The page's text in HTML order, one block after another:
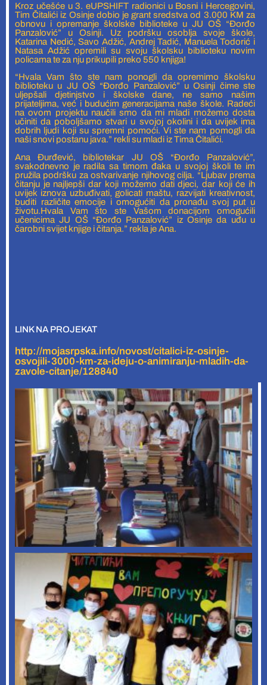
Kroz učešće u 3. eUPSHIFT radionici u Bosni i Hercegovini,
Tim Čitalići iz Osinje dobio je grant sredstva od 3.000 KM za
obnovu i opremanje školske biblioteke u JU OŠ “Đorđo
Panzalović” u Osinji. Uz podršku osoblja svoje škole,
Katarina Nedić, Savo Adžić, Andrej Tadić, Manuela Todorić i
Natasa Adžić opremili su svoju školsku biblioteku novim
policama te za nju prikupili preko 550 knjiga!
“Hvala Vam što ste nam ponogli da opremimo školsku
biblioteku u JU OŠ “Đorđo Panzalović” u Osinji čime ste
uljepšali djetinjstvo i školske dane, ne samo našim
prijateljima, već i budućim generacijama naše škole. Radeći
na ovom projektu naučili smo da mi mladi možemo dosta
učiniti da poboljšamo stvari u svojoj okolini i da uvijek ima
dobrih ljudi koji su spremni pomoći. Vi ste nam pomogli da
naši snovi postanu java.” rekli su mladi iz Tima Čitalići.
Ana Đurđević, bibliotekar JU OŠ “Đorđo Panzalović”,
svakodnevno je radila sa timom đaka u svojoj školi te im
pružila podršku za ostvarivanje njihovog cilja. “Ljubav prema
čitanju je najljepši dar koji možemo dati djeci, dar koji će ih
uvijek iznova uzbuđivati, golicati maštu, razvijati kreativnost,
buditi različite emocije i omogućiti da pronađu svoj put u
životu.Hvala Vam što ste Vašom donacijom omogućili
učenicima JU OŠ “Đorđo Panzalović” iz Osinje da uđu u
čarobni svijet knjige i čitanja.” rekla je Ana.
LINK NA PROJEKAT
http://mojasrpska.info/novost/citalici-iz-osinje-
osvojili-3000-km-za-ideju-o-animiranju-mladih-da-
zavole-citanje/128840